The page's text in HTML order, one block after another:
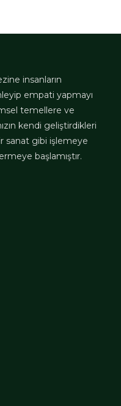
insanların
empati yapmayı
temellere ve
kendi geliştirdikleri
sanat gibi işlemeye
başlamıştır.